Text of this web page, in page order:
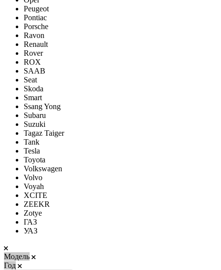
Peugeot
Pontiac
Porsсhe
Ravon
Renault
Rover
ROX
SAAB
Seat
Skoda
Smart
Ssang Yong
Subaru
Suzuki
Tagaz Taiger
Tank
Tesla
Toyota
Volkswagen
Volvo
Voyah
XCITE
ZEEKR
Zotye
ГАЗ
УАЗ
Модель
Год